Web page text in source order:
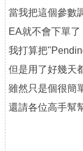
當我把這個參數
EA就不會下單了
我打算把
但是用了好幾天
雖然只是個很簡
還請各位高手幫